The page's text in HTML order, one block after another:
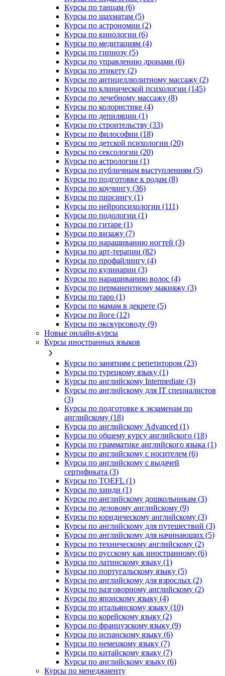
Курсы по танцам (6)
Курсы по шахматам (5)
Курсы по астрономии (2)
Курсы по кинологии (6)
Курсы по медитациям (4)
Курсы по гипнозу (5)
Курсы по управлению дронами (6)
Курсы по этикету (2)
Курсы по антицеллюлитному массажу (2)
Курсы по клинической психологии (145)
Курсы по лечебному массажу (8)
Курсы по колористике (4)
Курсы по депиляции (1)
Курсы по строительству (33)
Курсы по философии (18)
Курсы по детской психологии (20)
Курсы по сексологии (20)
Курсы по астрологии (1)
Курсы по публичным выступлениям (5)
Курсы по подготовке к родам (8)
Курсы по коучингу (36)
Курсы по пирсингу (1)
Курсы по нейропсихологии (111)
Курсы по подологии (1)
Курсы по гитаре (1)
Курсы по визажу (7)
Курсы по наращиванию ногтей (3)
Курсы по арт-терапии (82)
Курсы по профайлингу (4)
Курсы по кулинарии (3)
Курсы по наращиванию волос (4)
Курсы по перманентному макияжу (3)
Курсы по таро (1)
Курсы по мамам в декрете (5)
Курсы по йоге (12)
Курсы по экскурсоводу (9)
Новые онлайн‑курсы
Курсы иностранных языков
Курсы по занятиям с репетитором (23)
Курсы по турецкому языку (1)
Курсы по английскому Intermediate (3)
Курсы по английскому для IT специалистов
(3)
Курсы по подготовке к экзаменам по
английскому (18)
Курсы по английскому Advanced (1)
Курсы по общему курсу английского (18)
Курсы по грамматике английского языка (1)
Курсы по английскому с носителем (6)
Курсы по английскому с выдачей
сертификата (3)
Курсы по TOEFL (1)
Курсы по хинди (1)
Курсы по английскому дошкольникам (3)
Курсы по деловому английскому (9)
Курсы по юридическому английскому (3)
Курсы по английскому для путешествий (3)
Курсы по английскому для начинающих (5)
Курсы по техническому английскому (2)
Курсы по русскому как иностранному (6)
Курсы по латинскому языку (1)
Курсы по португальскому языку (5)
Курсы по английскому для взрослых (2)
Курсы по разговорному английскому (2)
Курсы по японскому языку (4)
Курсы по итальянскому языку (10)
Курсы по корейскому языку (2)
Курсы по французскому языку (9)
Курсы по испанскому языку (6)
Курсы по немецкому языку (7)
Курсы по китайскому языку (7)
Курсы по английскому языку (6)
Курсы по менеджменту